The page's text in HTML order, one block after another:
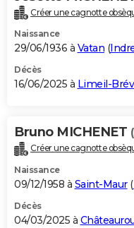
Créer une cagnotte
Naissance
29/06/1936 à Vatan (
Décès
16/06/2025 à Limeil-
Bruno MICHENET
Créer une cagnotte
Naissance
09/12/1958 à Saint-Maur(
Décès
04/03/2025 à